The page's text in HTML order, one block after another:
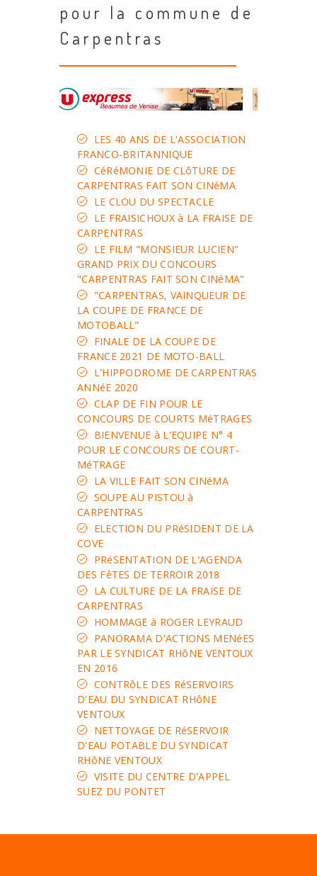
pour la commune de
Carpentras
LES 40 ANS DE L'ASSOCIATION
FRANCO-BRITANNIQUE
CéRéMONIE DE CLôTURE DE
CARPENTRAS FAIT SON CINéMA
LE CLOU DU SPECTACLE
LE FRAISICHOUX à LA FRAISE DE
CARPENTRAS
LE FILM "MONSIEUR LUCIEN"
GRAND PRIX DU CONCOURS
"CARPENTRAS FAIT SON CINéMA"
"CARPENTRAS, VAINQUEUR DE
LA COUPE DE FRANCE DE
MOTOBALL"
FINALE DE LA COUPE DE
FRANCE 2021 DE MOTO-BALL
L'HIPPODROME DE CARPENTRAS
ANNéE 2020
CLAP DE FIN POUR LE
CONCOURS DE COURTS MéTRAGES
BIENVENUE à L'EQUIPE N° 4
POUR LE CONCOURS DE COURT-
MéTRAGE
LA VILLE FAIT SON CINéMA
SOUPE AU PISTOU à
CARPENTRAS
ELECTION DU PRéSIDENT DE LA
COVE
PRéSENTATION DE L'AGENDA
DES FêTES DE TERROIR 2018
LA CULTURE DE LA FRAISE DE
CARPENTRAS
HOMMAGE à ROGER LEYRAUD
PANORAMA D'ACTIONS MENéES
PAR LE SYNDICAT RHôNE VENTOUX
EN 2016
CONTRôLE DES RéSERVOIRS
D'EAU DU SYNDICAT RHôNE
VENTOUX
NETTOYAGE DE RéSERVOIR
D'EAU POTABLE DU SYNDICAT
RHôNE VENTOUX
VISITE DU CENTRE D'APPEL
SUEZ DU PONTET